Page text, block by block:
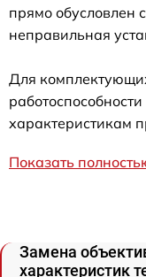
прямо обусловлен
неправильная
Для
характеристикам
Показать
Замена
характеристик